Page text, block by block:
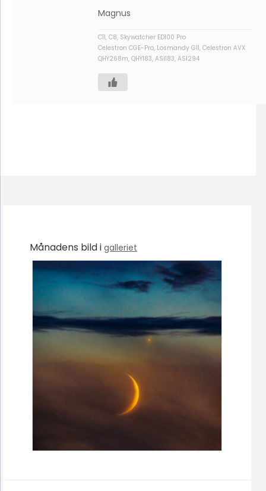
Magnus
C11, C8, Skywatcher ED100 Pro
Celestron CGE-Pro, Losmandy G11, Celestron AVX
QHY268m, QHY183, ASI183, ASI294
Månadens bild i galleriet